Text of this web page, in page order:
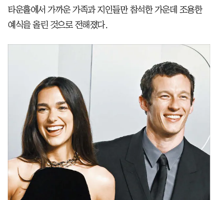
타운홀에서 가까운 가족과 지인들만 참석한 가운데 조용한
예식을 올린 것으로 전해졌다.